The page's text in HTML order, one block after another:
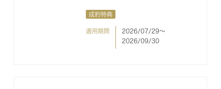
成約特典
適用期間
2026/07/29〜
2026/09/30